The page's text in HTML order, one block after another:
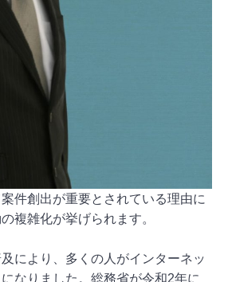
件創出が重要とされている理由に
複雑化が挙げられます。
により、多くの人がインターネッ
なりました。総務省が令和2年に